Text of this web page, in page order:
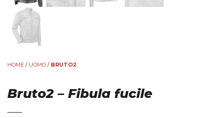
HOME / UOMO / BRUTO2
Bruto2 – Fibula fucile